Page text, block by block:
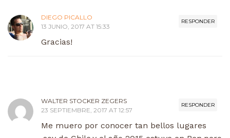
RESPONDER
DIEGO PICALLO
13 JUNIO, 2017 AT 15:33
Gracias!
RESPONDER
WALTER STOCKER ZEGERS
23 SEPTIEMBRE, 2017 AT 12:57
Me muero por conocer tan bellos lugares